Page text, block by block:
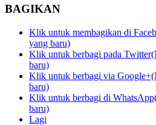
BAGIKAN
Klik untuk membagikan di
yang baru)
Klik untuk berbagi pada
baru)
Klik untuk berbagi via
baru)
Klik untuk berbagi di
baru)
Lagi